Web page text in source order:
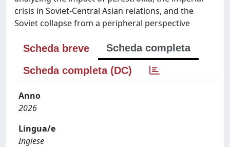
crisis in Soviet-Central Asian relations, and the
Soviet collapse from a peripheral perspective
Scheda breve
Scheda completa
Scheda completa (DC)
Anno
2026
Lingua/e
Inglese